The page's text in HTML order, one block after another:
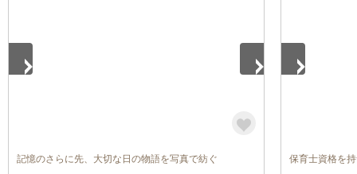
記憶のさらに先、大切な日の物語を写真で紡ぐ 保育士資格を